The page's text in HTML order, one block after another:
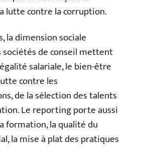
lutte contre la corruption.
la dimension sociale
sociétés de conseil mettent
salariale, le bien-être
contre les
de la sélection des talents
Le reporting porte aussi
formation, la qualité du
la mise à plat des pratiques